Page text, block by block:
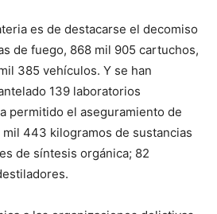
es de destacarse el decomiso
de fuego, 868 mil 905 cartuchos,
385 vehículos. Y se han
139 laboratorios
permitido el aseguramiento de
443 kilogramos de sustancias
de síntesis orgánica; 82